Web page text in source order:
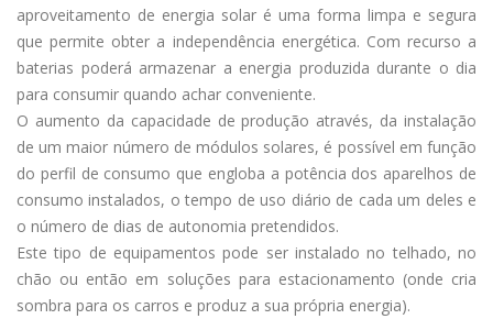
aproveitamento de energia solar é uma forma limpa e segura
que permite obter a independência energética. Com recurso a
baterias poderá armazenar a energia produzida durante o dia
para consumir quando achar conveniente.
O aumento da capacidade de produção através, da instalação
de um maior número de módulos solares, é possível em função
do perfil de consumo que engloba a potência dos aparelhos de
consumo instalados, o tempo de uso diário de cada um deles e
o número de dias de autonomia pretendidos.
Este tipo de equipamentos pode ser instalado no telhado, no
chão ou então em soluções para estacionamento (onde cria
sombra para os carros e produz a sua própria energia).